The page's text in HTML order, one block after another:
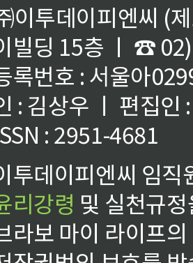
이투데이피엔씨 (
빌딩 15층 ㅣ ☎
록번호 : 서울아
: 김상우 ㅣ 편집인
: 2951-4681
투데이피엔씨 임
리강령 및 실천규
라보 마이 라이프